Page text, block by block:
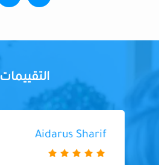
التقييمات
Aidarus Sharif